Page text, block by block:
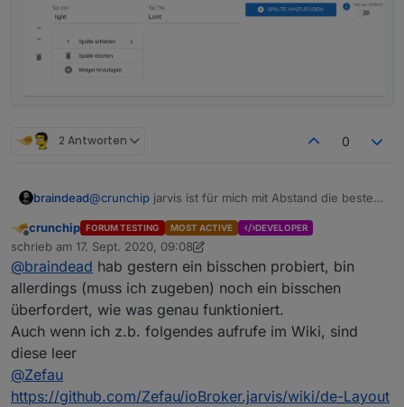
2 Antworten 0
braindead@crunchip jarvis ist für mich mit Abstand die beste
Offline
crunchip FORUM TESTING MOST ACTIVE DEVELOPER
schrieb am 17. Sept. 2020, 09:08
zuletzt editiert von crunchip
@braindead hab gestern ein bisschen probiert, bin
allerdings (muss ich zugeben) noch ein bisschen
überfordert, wie was genau funktioniert.
Auch wenn ich z.b. folgendes aufrufe im Wiki, sind
diese leer
@Zefau
https://github.com/Zefau/ioBroker.jarvis/wiki/de-Layout